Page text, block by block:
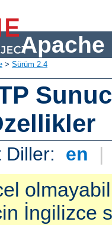
Apache
> Sürüm 2.4
Diller: en |
İngilizce